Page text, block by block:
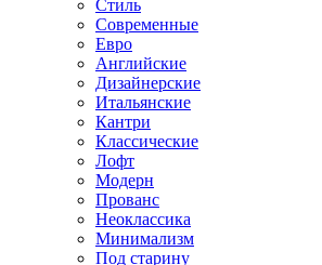
Стиль
Современные
Евро
Английские
Дизайнерские
Итальянские
Кантри
Классические
Лофт
Модерн
Прованс
Неоклассика
Минимализм
Под старину